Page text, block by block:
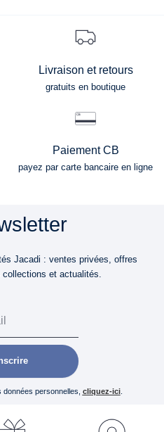
Livraison et retours
gratuits en boutique
Paiement CB
payez par carte bancaire en ligne
Jacadi : ventes privées, offres
et actualités.
données personnelles, cliquez-ici.